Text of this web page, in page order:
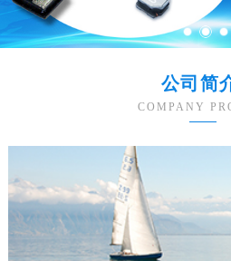
公司简
COMPANY